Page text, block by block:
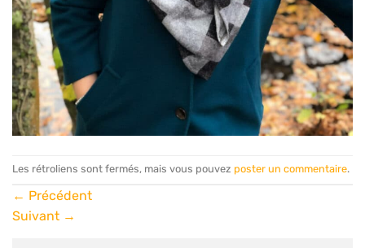
Les rétroliens sont fermés, mais vous pouvez poster un commentaire.
← Précédent
Suivant →